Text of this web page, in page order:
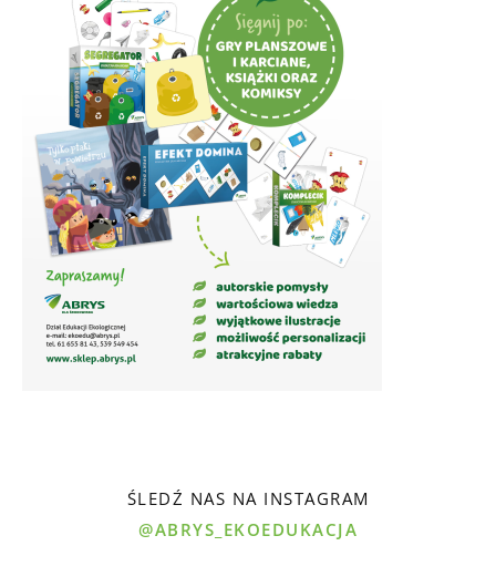
ŚLEDŹ NAS NA INSTAGRAM
@ABRYS_EKOEDUKACJA